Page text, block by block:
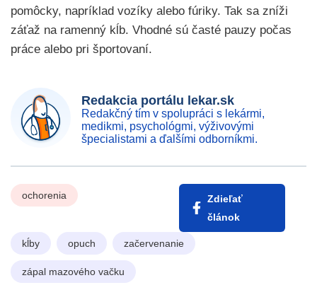
pomôcky, napríklad vozíky alebo fúriky. Tak sa zníži
záťaž na ramenný kĺb. Vhodné sú časté pauzy počas
práce alebo pri športovaní.
Redakcia portálu lekar.sk
Redakčný tím v spolupráci s lekármi,
medikmi, psychológmi, výživovými
špecialistami a ďalšími odborníkmi.
ochorenia
Zdieľať
článok
kĺby opuch začervenanie
zápal mazového vačku